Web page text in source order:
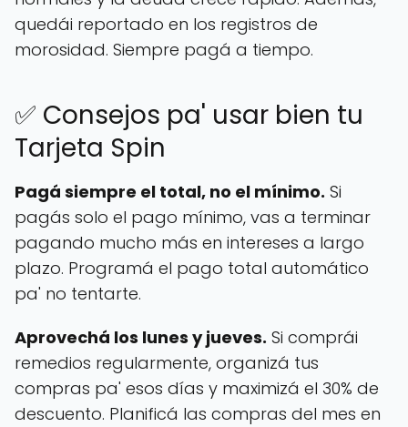
quedái reportado en los registros de
morosidad. Siempre pagá a tiempo.
✅ Consejos pa' usar bien tu
Tarjeta Spin
Pagá siempre el total, no el mínimo. Si
pagás solo el pago mínimo, vas a terminar
pagando mucho más en intereses a largo
plazo. Programá el pago total automático
pa' no tentarte.
Aprovechá los lunes y jueves. Si comprái
remedios regularmente, organizá tus
compras pa' esos días y maximizá el 30% de
descuento. Planificá las compras del mes en